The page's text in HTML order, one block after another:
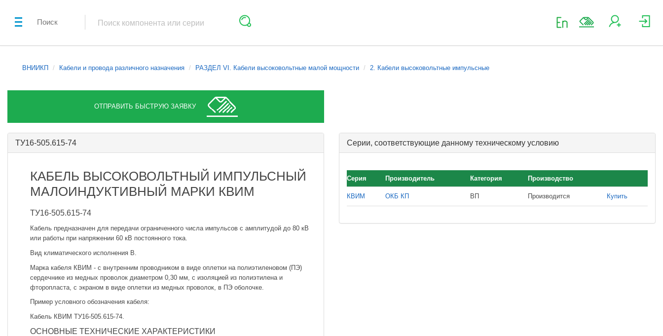
Поиск
ВНИИКП Кабели и провода различного назначения РАЗДЕЛ VI. Кабели высоковольтные малой мощности 2. Кабели высоковольтные импульсные
ОТПРАВИТЬ БЫСТРУЮ ЗАЯВКУ
ТУ16-505.615-74
КАБЕЛЬ ВЫСОКОВОЛЬТНЫЙ ИМПУЛЬСНЫЙ
МАЛОИНДУКТИВНЫЙ МАРКИ КВИМ
ТУ16-505.615-74
Кабель предназначен для передачи ограниченного числа импульсов с амплитудой до 80 кВ
или работы при напряжении 60 кВ постоянного тока.
Вид климатического исполнения В.
Марка кабеля КВИМ - с внутренним проводником в виде оплетки на полиэтиленовом (ПЭ)
сердечнике из медных проволок диаметром 0,30 мм, с изоляцией из полиэтилена и
фторопласта, с экраном в виде оплетки из медных проволок, в ПЭ оболочке.
Пример условного обозначения кабеля:
Кабель КВИМ ТУ16-505.615-74.
ОСНОВНЫЕ ТЕХНИЧЕСКИЕ ХАРАКТЕРИСТИКИ
Серии, соответствующие данному техническому условию
Серия Производитель Категория Производство
КВИМ ОКБ КП ВП Производится Купить